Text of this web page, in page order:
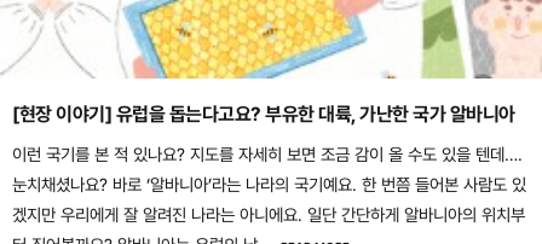
[현장 이야기] 유럽을 돕는다고요? 부유한 대륙, 가난한 국가 알바니아
이런 국기를 본 적 있나요? 지도를 자세히 보면 조금 감이 올 수도 있을 텐데….
눈치채셨나요? 바로 ‘알바니아’라는 나라의 국기예요. 한 번쯤 들어본 사람도 있
겠지만 우리에게 잘 알려진 나라는 아니에요. 일단 간단하게 알바니아의 위치부